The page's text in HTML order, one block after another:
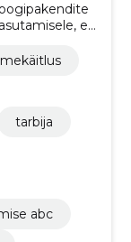
et
tarbija
abc